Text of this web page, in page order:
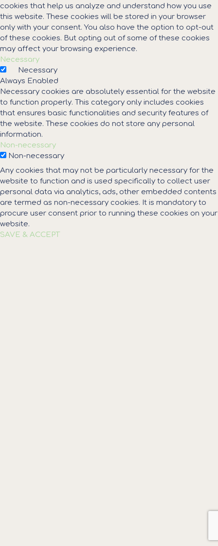
cookies that help us analyze and understand how you use
this website. These cookies will be stored in your browser
only with your consent. You also have the option to opt-out
of these cookies. But opting out of some of these cookies
may affect your browsing experience.
Necessary
Necessary
Always Enabled
Necessary cookies are absolutely essential for the website
to function properly. This category only includes cookies
that ensures basic functionalities and security features of
the website. These cookies do not store any personal
information.
Non-necessary
Non-necessary
Any cookies that may not be particularly necessary for the
website to function and is used specifically to collect user
personal data via analytics, ads, other embedded contents
are termed as non-necessary cookies. It is mandatory to
procure user consent prior to running these cookies on your
website.
SAVE & ACCEPT